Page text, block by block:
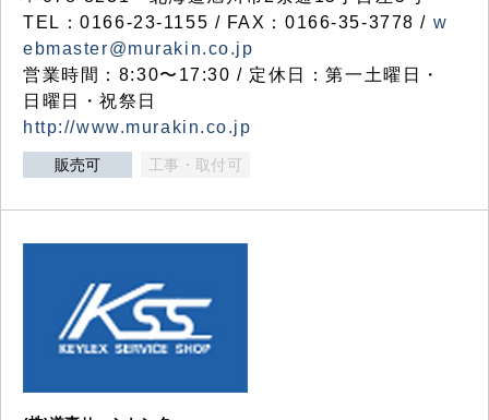
TEL：0166-23-1155 / FAX：0166-35-3778 / w
ebmaster@murakin.co.jp
営業時間：8:30〜17:30 / 定休日：第一土曜日・
日曜日・祝祭日
http://www.murakin.co.jp
販売可 工事・取付可